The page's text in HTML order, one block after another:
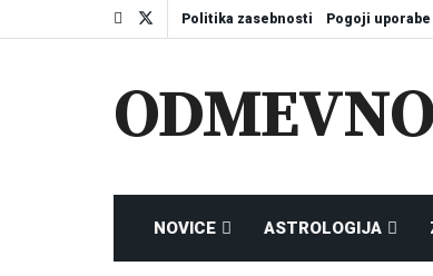
Politika zasebnosti Pogoji uporabe
ODMEVNO
NOVICE ASTROLOGIJA